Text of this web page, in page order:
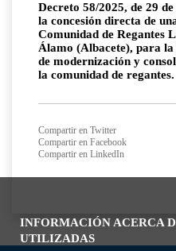
INFORMACIÓN ACERCA
UTILIZADAS
Decreto 58/2025, de 29
la concesión directa de
Comunidad de Regantes
Álamo (Albacete), para
de modernización y
la comunidad de
Compartir en Twitter
Compartir en Facebook
Compartir en LinkedIn